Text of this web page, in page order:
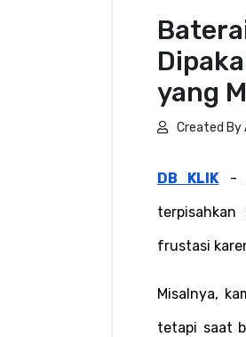
yang
Created By
DB KLIK -
terpisahkan
frustasi
Misalnya,
tetapi saat